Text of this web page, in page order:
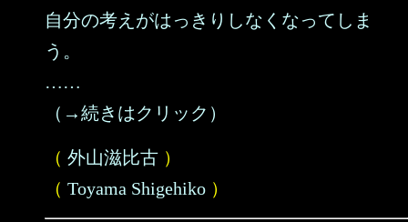
自分の考えがはっきりしなくなってしま
う。
……
（→続きはクリック）
（ 外山滋比古 ）
（ Toyama Shigehiko ）